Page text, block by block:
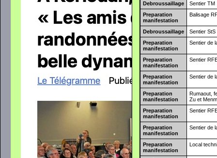
Debroussaillage
Sentier TM
Preparation
manifestation
Balisage
Debroussaillage
Sentier StS
Preparation
manifestation
Sentier de
Preparation
manifestation
Sentier
Preparation
manifestation
Sentier de
Preparation
manifestation
Rumaout,
Zu et
Preparation
manifestation
Sentier
Preparation
manifestation
Sentier de
Preparation
manifestation
Local